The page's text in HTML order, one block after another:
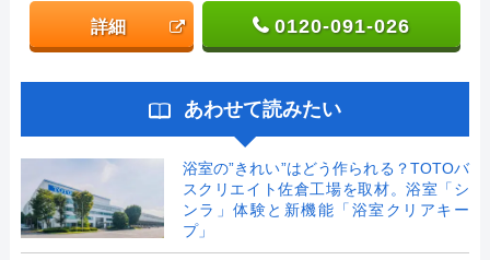
詳細 0120-091-026
あわせて読みたい
浴室の”きれい”はどう作られる？TOTOバ
スクリエイト佐倉工場を取材。浴室「シ
ンラ」体験と新機能「浴室クリアキー
プ」